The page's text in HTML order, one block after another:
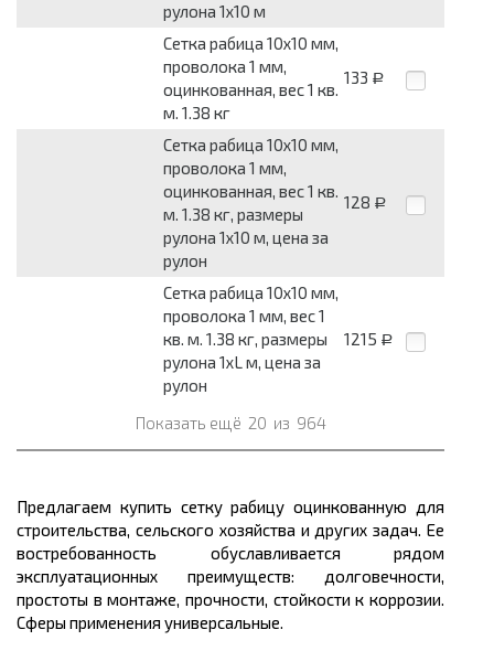
рулона 1x10 м
Сетка рабица 10x10 мм,
проволока 1 мм,
оцинкованная, вес 1 кв.
м. 1.38 кг
133 Р
Сетка рабица 10x10 мм,
проволока 1 мм,
оцинкованная, вес 1 кв.
м. 1.38 кг, размеры
рулона 1x10 м, цена за
рулон
128 Р
Сетка рабица 10x10 мм,
проволока 1 мм, вес 1
кв. м. 1.38 кг, размеры
рулона 1xL м, цена за
рулон
1215 Р
Показать ещё 20 из 964
Предлагаем купить сетку рабицу оцинкованную для
строительства, сельского хозяйства и других задач. Ее
востребованность обуславливается рядом
эксплуатационных преимуществ: долговечности,
простоты в монтаже, прочности, стойкости к коррозии.
Сферы применения универсальные.